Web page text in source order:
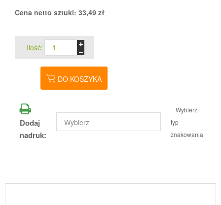
Cena netto sztuki: 33,49 zł
Ilość:
DO KOSZYKA
Dodaj
nadruk:
Wybierz
typ
znakowania